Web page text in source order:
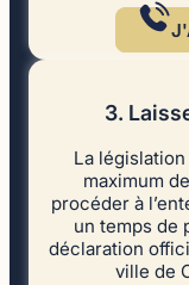
3.
La
maximum
procéder à
un temps de
déclaration
ville de